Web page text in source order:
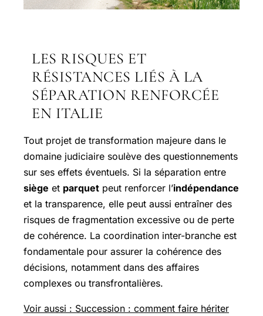
LES RISQUES ET
RÉSISTANCES LIÉS À LA
SÉPARATION RENFORCÉE
EN ITALIE
Tout projet de transformation majeure dans le
domaine judiciaire soulève des questionnements
sur ses effets éventuels. Si la séparation entre
siège et parquet peut renforcer l’indépendance
et la transparence, elle peut aussi entraîner des
risques de fragmentation excessive ou de perte
de cohérence. La coordination inter-branche est
fondamentale pour assurer la cohérence des
décisions, notamment dans des affaires
complexes ou transfrontalières.
Voir aussi : Succession : comment faire hériter